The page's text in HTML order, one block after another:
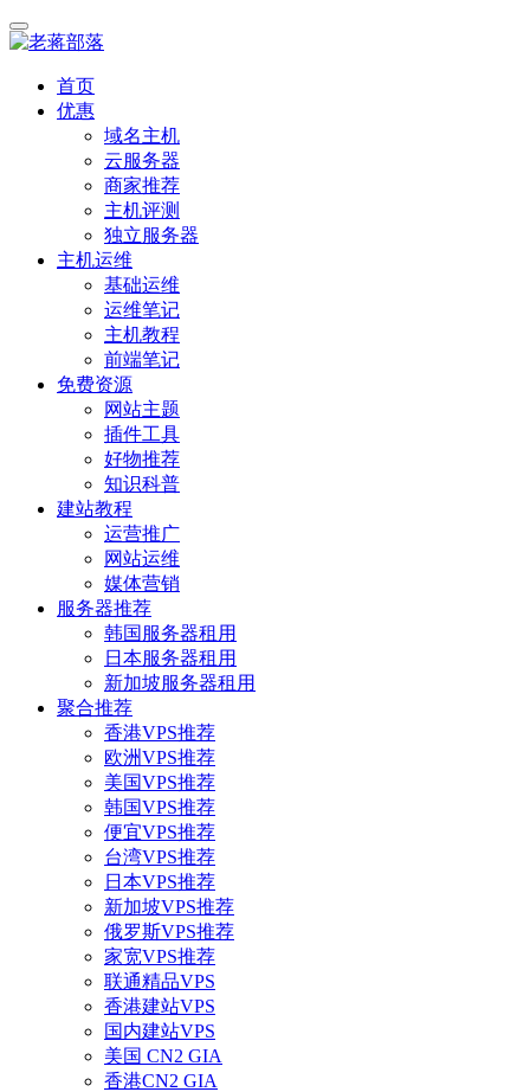
首页
优惠
域名主机
云服务器
商家推荐
主机评测
独立服务器
主机运维
基础运维
运维笔记
主机教程
前端笔记
免费资源
网站主题
插件工具
好物推荐
知识科普
建站教程
运营推广
网站运维
媒体营销
服务器推荐
韩国服务器租用
日本服务器租用
新加坡服务器租用
聚合推荐
香港VPS推荐
欧洲VPS推荐
美国VPS推荐
韩国VPS推荐
便宜VPS推荐
台湾VPS推荐
日本VPS推荐
新加坡VPS推荐
俄罗斯VPS推荐
家宽VPS推荐
联通精品VPS
香港建站VPS
国内建站VPS
美国 CN2 GIA
香港CN2 GIA